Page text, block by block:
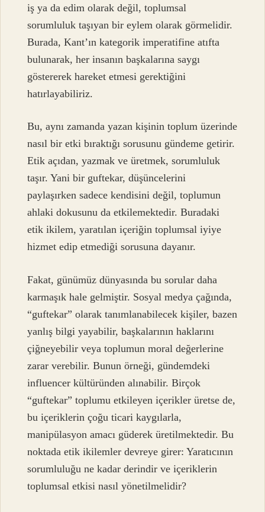
iş ya da edim olarak değil, toplumsal
sorumluluk taşıyan bir eylem olarak görmelidir.
Burada, Kant’ın kategorik imperatifine atıfta
bulunarak, her insanın başkalarına saygı
göstererek hareket etmesi gerektiğini
hatırlayabiliriz.
Bu, aynı zamanda yazan kişinin toplum üzerinde
nasıl bir etki bıraktığı sorusunu gündeme getirir.
Etik açıdan, yazmak ve üretmek, sorumluluk
taşır. Yani bir guftekar, düşüncelerini
paylaşırken sadece kendisini değil, toplumun
ahlaki dokusunu da etkilemektedir. Buradaki
etik ikilem, yaratılan içeriğin toplumsal iyiye
hizmet edip etmediği sorusuna dayanır.
Fakat, günümüz dünyasında bu sorular daha
karmaşık hale gelmiştir. Sosyal medya çağında,
“guftekar” olarak tanımlanabilecek kişiler, bazen
yanlış bilgi yayabilir, başkalarının haklarını
çiğneyebilir veya toplumun moral değerlerine
zarar verebilir. Bunun örneği, gündemdeki
influencer kültüründen alınabilir. Birçok
“guftekar” toplumu etkileyen içerikler üretse de,
bu içeriklerin çoğu ticari kaygılarla,
manipülasyon amacı güderek üretilmektedir. Bu
noktada etik ikilemler devreye girer: Yaratıcının
sorumluluğu ne kadar derindir ve içeriklerin
toplumsal etkisi nasıl yönetilmelidir?